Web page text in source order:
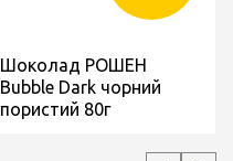
Шоколад РОШЕН
Bubble Dark чорний
пористий 80г